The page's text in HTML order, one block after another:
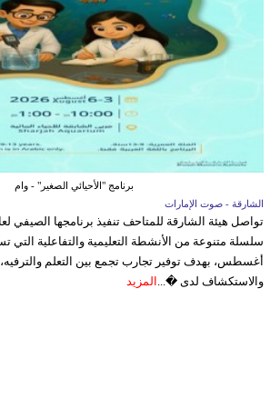
برنامج "الأحيائي الصغير" - وام
الشارقة - صوت الإمارات
سلسلة متنوعة من الأنشطة التعليمية والتفاعلية التي
أغسطس، بهدف توفير تجارب تجمع بين التعلم والترفيه،
والاستكشاف لدى �... المزيد